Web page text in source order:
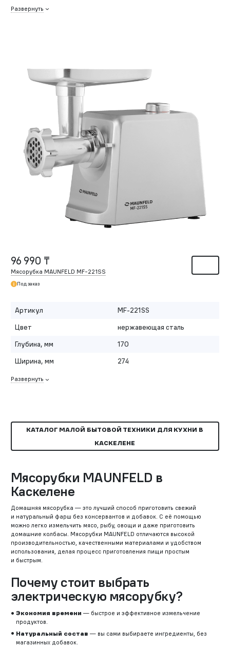
Развернуть
96 990 ₸
Мясорубка MAUNFELD MF-221SS
Под заказ
Артикул
MF-221SS
Цвет
нержавеющая сталь
Глубина, мм
170
Ширина, мм
274
Развернуть
КАТАЛОГ МАЛОЙ БЫТОВОЙ ТЕХНИКИ ДЛЯ КУХНИ В
КАСКЕЛЕНЕ
Мясорубки MAUNFELD в
Каскелене
Домашняя мясорубка — это лучший способ приготовить свежий
и натуральный фарш без консервантов и добавок. С её помощью
можно легко измельчить мясо, рыбу, овощи и даже приготовить
домашние колбасы. Мясорубки MAUNFELD отличаются высокой
производительностью, качественными материалами и удобством
использования, делая процесс приготовления пищи простым
и быстрым.
Почему стоит выбрать
электрическую мясорубку?
Экономия времени — быстрое и эффективное измельчение
продуктов.
Натуральный состав — вы сами выбираете ингредиенты, без
магазинных добавок.